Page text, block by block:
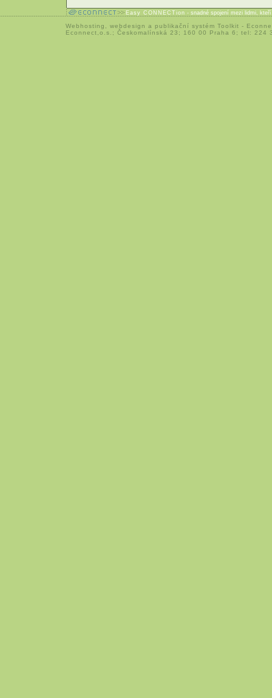
Easy CONNECTion - snadné spojení mezi lidmi,
Webhosting webdesign a publikační systém Toolkit -
Econnect,o.s.; Českomalínská 23; 160 00 Praha 6; tel: 224